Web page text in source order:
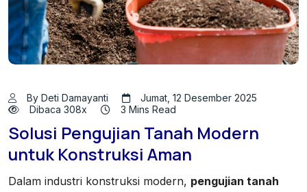
By Deti Damayanti
Jumat, 12 Desember 2025
Dibaca 308x
3 Mins Read
Solusi Pengujian Tanah Modern
untuk Konstruksi Aman
Dalam industri konstruksi modern, pengujian tanah